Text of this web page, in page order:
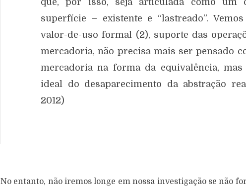
que, por isso, seja articulada como um
superfície – existente e “lastreado”.
valor-de-uso formal (2), suporte das
mercadoria, não precisa mais ser pensado
mercadoria na forma da equivalência,
ideal do desaparecimento da abstração
2012)
No entanto, não iremos longe em nossa investigação se não